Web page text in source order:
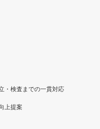
・検査までの一貫対応
上提案